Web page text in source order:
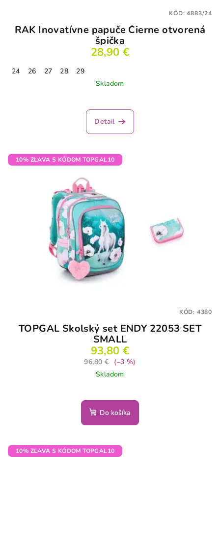
RAK Inovatívne papuče Čierne otvorená
špička
28,90 €
24 26 27 28
29
Skladom
Detail
KÓD:4883/24
10% ZĽAVA S KÓDOM TOPGAL10
TOPGAL Školský set ENDY 22053 SET
SMALL
93,80 €
96,80 €
(–3 %)
Skladom
Do košíka
KÓD: 4380
10% ZĽAVA S KÓDOM TOPGAL10